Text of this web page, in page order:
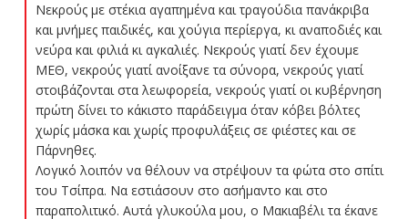
Νεκρούς με στέκια αγαπημένα και τραγούδια πανάκριβα
και μνήμες παιδικές, και χούγια περίεργα, κι αναποδιές και
νεύρα και φιλιά κι αγκαλιές. Νεκρούς γιατί δεν έχουμε
ΜΕΘ, νεκρούς γιατί ανοίξανε τα σύνορα, νεκρούς γιατί
στοιβάζονται στα λεωφορεία, νεκρούς γιατί οι κυβέρνηση
πρώτη δίνει το κάκιστο παράδειγμα όταν κόβει βόλτες
χωρίς μάσκα και χωρίς προφυλάξεις σε φιέστες και σε
Πάρνηθες.
Λογικό λοιπόν να θέλουν να στρέψουν τα φώτα στο σπίτι
του Τσίπρα. Να εστιάσουν στο ασήμαντο και στο
παραπολιτικό. Αυτά γλυκούλα μου, ο Μακιαβέλι τα έκανε